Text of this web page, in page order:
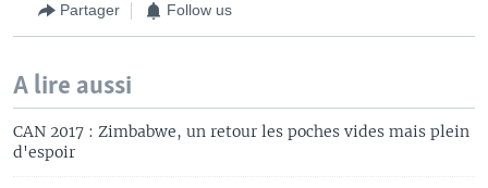
Partager Follow us
A lire aussi
CAN 2017 : Zimbabwe, un retour les poches vides mais plein
d'espoir